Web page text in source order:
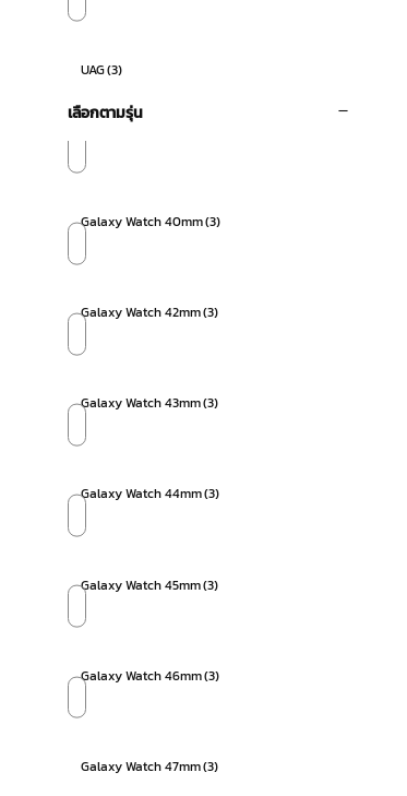
UAG(3)
เลือกตามรุ่น
Galaxy Watch 40mm(3)
Galaxy Watch 42mm(3)
Galaxy Watch 43mm(3)
Galaxy Watch 44mm(3)
Galaxy Watch 45mm(3)
Galaxy Watch 46mm(3)
Galaxy Watch 47mm(3)